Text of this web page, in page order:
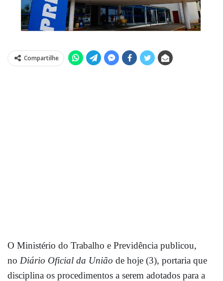
Compartilhe
O Ministério do Trabalho e Previdência publicou,
no Diário Oficial da União de hoje (3), portaria que
disciplina os procedimentos a serem adotados para a